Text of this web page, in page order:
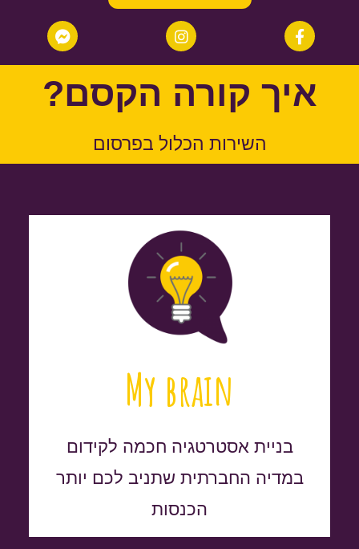
איך קורה הקסם?
השירות הכלול בפרסום
My brain
בניית אסטרטגיה חכמה לקידום
במדיה החברתית שתניב לכם יותר
הכנסות